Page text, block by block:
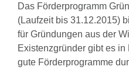
Das Förderprogramm
(Laufzeit bis 31.12.2015)
für Gründungen aus der
Existenzgründer gibt es
gute Förderprogramme